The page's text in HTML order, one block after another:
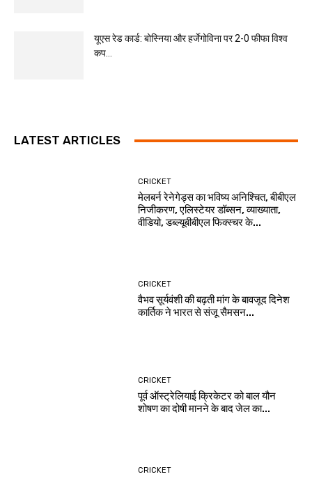
यूएस रेड कार्ड: बोस्निया और हर्जेगोविना पर 2-0 फीफा विश्व
कप...
LATEST ARTICLES
CRICKET
मेलबर्न रेनेगेड्स का भविष्य अनिश्चित, बीबीएल
निजीकरण, एलिस्टेयर डॉब्सन, व्याख्याता,
वीडियो, डब्ल्यूबीबीएल फिक्स्चर के...
CRICKET
वैभव सूर्यवंशी की बढ़ती मांग के बावजूद दिनेश
कार्तिक ने भारत से संजू सैमसन...
CRICKET
पूर्व ऑस्ट्रेलियाई क्रिकेटर को बाल यौन
शोषण का दोषी मानने के बाद जेल का...
CRICKET